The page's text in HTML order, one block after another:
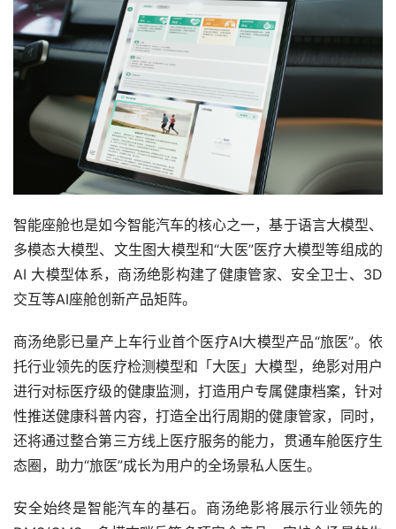
智能座舱也是如今智能汽车的核心之一，基于语言大模型、
多模态大模型、文生图大模型和“大医”医疗大模型等组成的
AI 大模型体系，商汤绝影构建了健康管家、安全卫士、3D
交互等AI座舱创新产品矩阵。
商汤绝影已量产上车行业首个医疗AI大模型产品“旅医”。依
托行业领先的医疗检测模型和「大医」大模型，绝影对用户
进行对标医疗级的健康监测，打造用户专属健康档案，针对
性推送健康科普内容，打造全出行周期的健康管家，同时，
还将通过整合第三方线上医疗服务的能力，贯通车舱医疗生
态圈，助力“旅医”成长为用户的全场景私人医生。
安全始终是智能汽车的基石。商汤绝影将展示行业领先的